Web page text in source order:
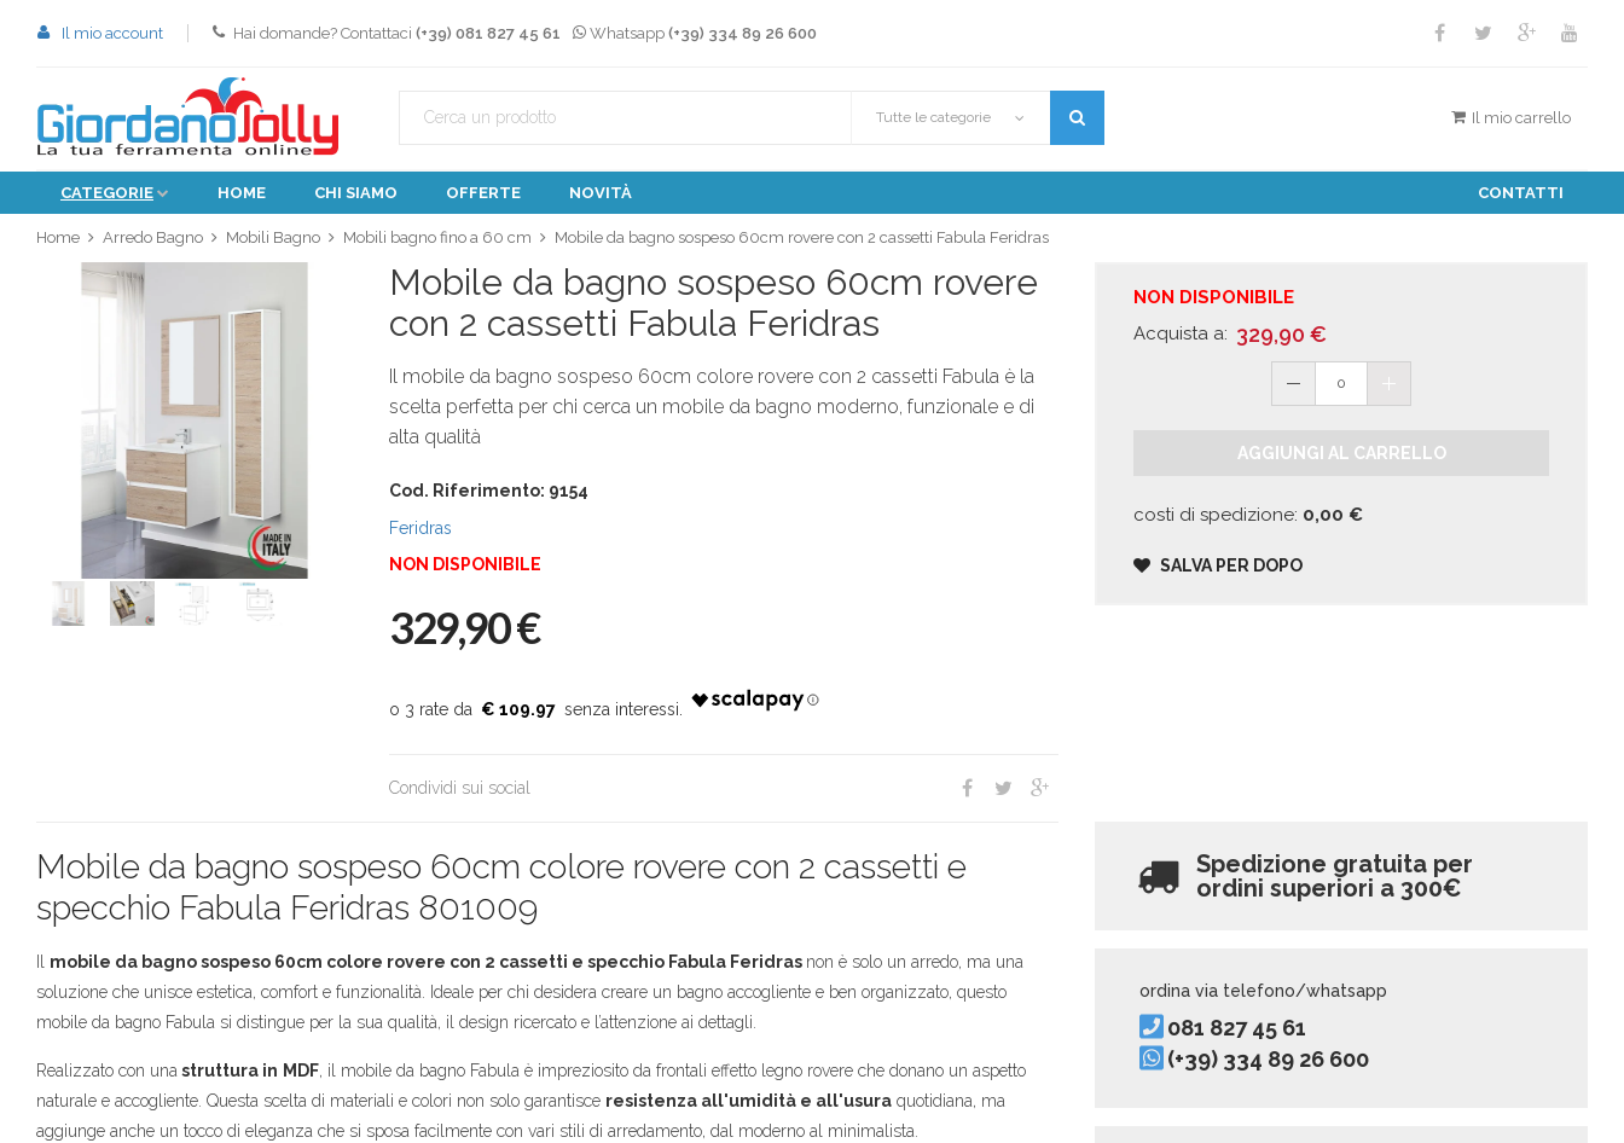
Il mio account Hai domande? Contattaci (+39) 081 827 45 61 Whatsapp (+39) 334 89 26 600
Tutte le categorie Il mio carrello
CATEGORIE HOME CHI SIAMO OFFERTE NOVITÀ CONTATTI
Home Arredo Bagno Mobili Bagno Mobili bagno fino a 60 cm Mobile da bagno sospeso 60cm rovere con 2 cassetti Fabula Feridras
Mobile da bagno sospeso 60cm rovere
con 2 cassetti Fabula Feridras
Il mobile da bagno sospeso 60cm colore rovere con 2 cassetti Fabula è la
scelta perfetta per chi cerca un mobile da bagno moderno, funzionale e di
alta qualità
Cod. Riferimento: 9154
Feridras
NON DISPONIBILE
329,90€
€ 109.97
Condividi sui social
NON DISPONIBILE
Acquista a: 329,90 €
0
AGGIUNGI AL CARRELLO
costi di spedizione: 0,00 €
SALVA PER DOPO
Mobile da bagno sospeso 60cm colore rovere con 2 cassetti e
specchio Fabula Feridras 801009
Il mobile da bagno sospeso 60cm colore rovere con 2 cassetti e specchio Fabula Feridras non è solo un arredo, ma una
soluzione che unisce estetica, comfort e funzionalità. Ideale per chi desidera creare un bagno accogliente e ben organizzato, questo
mobile da bagno Fabula si distingue per la sua qualità, il design ricercato e l’attenzione ai dettagli.
Realizzato con unastruttura in MDF, il mobile da bagno Fabula è impreziosito da frontali effetto legno rovere che donano un aspetto
naturale e accogliente. Questa scelta di materiali e colori non solo garantisce resistenza all'umidità e all'usura quotidiana, ma
aggiunge anche un tocco di eleganza che si sposa facilmente con vari stili di arredamento, dal moderno al minimalista.
Spedizione gratuita per
ordini superiori a 300€
ordina via telefono/whatsapp
081 827 45 61
(+39) 334 89 26 600